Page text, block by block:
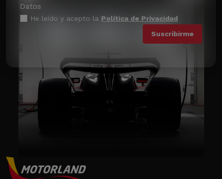
Datos
He leído y acepto la Política de Privacidad